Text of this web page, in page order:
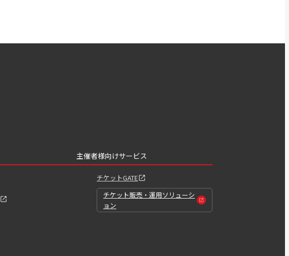
主催者様向けサービス
チケットGATE
チケット販売・運用ソリューシ
ョン